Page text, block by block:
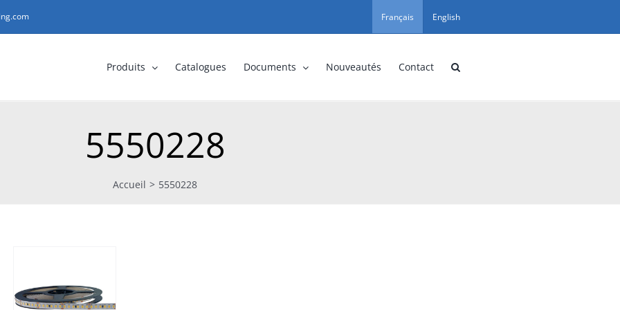
Français English
Produits Catalogues Documents Nouveautés Contact
5550228
Accueil > 5550228